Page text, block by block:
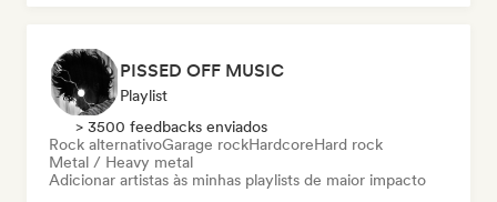
PISSED OFF MUSIC
Playlist
> 3500 feedbacks enviados
Rock alternativoGarage rockHardcoreHard rock
Metal / Heavy metal
Adicionar artistas às minhas playlists de maior impacto